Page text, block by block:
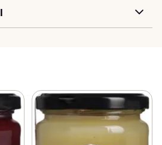
sylt!
till sylt, marmelad och saft,
För att läsa mer om Önos
onos.se